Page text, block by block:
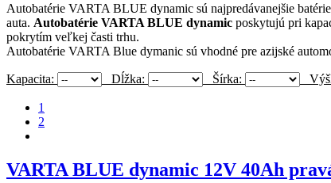
Autobatérie VARTA BLUE dynamic sú najpredávanejšie
auta. Autobatérie VARTA BLUE dynamic poskytujú pri
pokrytím veľkej časti trhu.
Autobatérie VARTA Blue dymanic sú vhodné pre azijské
Kapacita: Dĺžka: Šírka:
1
2
VARTA BLUE dynamic 12V 40Ah